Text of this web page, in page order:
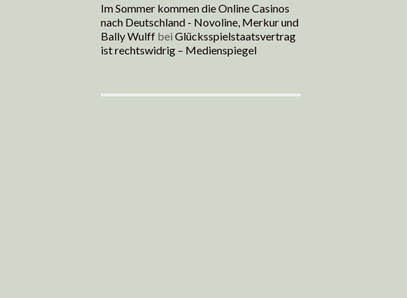
Im Sommer kommen die Online Casinos
nach Deutschland - Novoline, Merkur und
Bally Wulff bei Glücksspielstaatsvertrag
ist rechtswidrig – Medienspiegel